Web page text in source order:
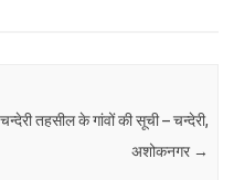
चन्देरी तहसील के गांवों की सूची – चन्देरी,
अशोकनगर →